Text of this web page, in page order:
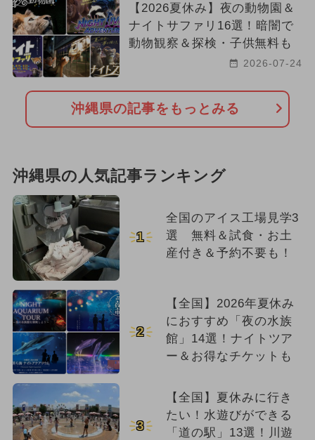
【2026夏休み】夜の動物園＆
ナイトサファリ16選！暗闇で
動物観察＆探検・子供無料も
2026-07-24
沖縄県の記事をもっとみる
沖縄県の人気記事ランキング
1
全国のアイス工場見学3
選 無料＆試食・お土
産付き＆予約不要も！
2
【全国】2026年夏休み
におすすめ「夜の水族
館」14選！ナイトツア
ー＆お得なチケットも
3
【全国】夏休みに行き
たい！水遊びができる
「道の駅」13選！川遊